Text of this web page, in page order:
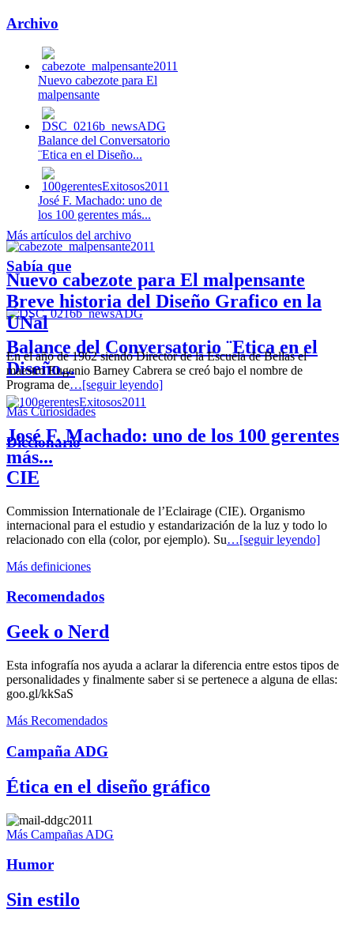
Archivo
Nuevo cabezote para El
malpensante
Balance del Conversatorio
¨Etica en el Diseño...
José F. Machado: uno de
los 100 gerentes más...
Nuevo cabezote para El malpensante
Balance del Conversatorio ¨Etica en el
Diseño...
José F. Machado: uno de los 100 gerentes
más...
Más artículos del archivo
Sabía que
Breve historia del Diseño Grafico en la
UNal
En el año de 1962 siendo Director de la Escuela de Bellas el
maestro Eugenio Barney Cabrera se creó bajo el nombre de
Programa de…[seguir leyendo]
Más Curiosidades
Diccionario
CIE
Commission Internationale de l’Eclairage (CIE). Organismo
internacional para el estudio y estandarización de la luz y todo lo
relacionado con ella (color, por ejemplo). Su…[seguir leyendo]
Más definiciones
Recomendados
Geek o Nerd
Esta infografía nos ayuda a aclarar la diferencia entre estos tipos de
personalidades y finalmente saber si se pertenece a alguna de ellas:
goo.gl/kkSaS
Más Recomendados
Campaña ADG
Ética en el diseño gráfico
Más Campañas ADG
Humor
Sin estilo